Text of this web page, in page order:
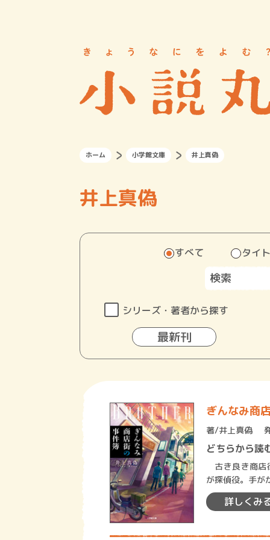
ホーム 小学館文庫 井上真偽
井上真偽
すべて タイ
シリーズ・著者から探す
最新刊
ぎんなみ商
著/井上真偽
どちらから
古き良き商店
が探偵役。手
れた、もうひ
詳しくみ